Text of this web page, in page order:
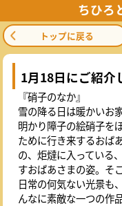
ちひろ
トップに戻る
1月18日にご紹介
『硝子のなか』
雪の降る日は暖かいお
明かり障子の絵硝子を
ために行き来するおば
の、炬燵に入っている
すおばあさまの姿。そ
日常の何気ない光景も
んなに素敵な一つの作